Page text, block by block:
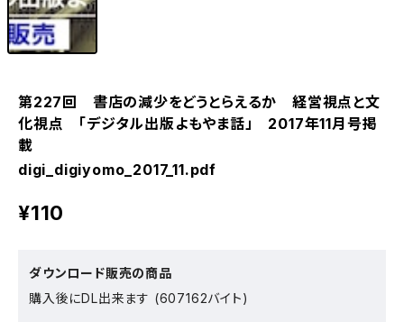
第227回 書店の減少をどうとらえるか 経営視点と文
化視点 「デジタル出版よもやま話」 2017年11月号掲
載
digi_digiyomo_2017_11.pdf
¥110
ダウンロード販売の商品
購入後にDL出来ます (607162バイト)